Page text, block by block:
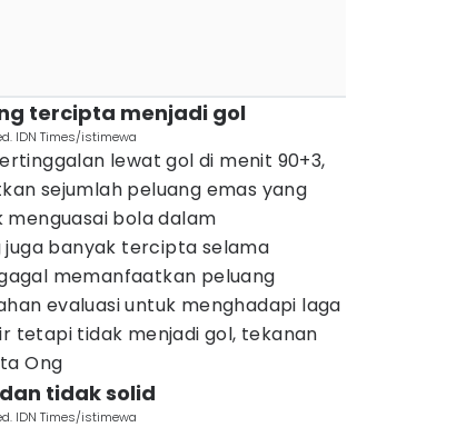
tercipta menjadi gol
IDN Times/istimewa
lewat gol di menit 90+3,
sejumlah peluang emas yang
bola dalam
banyak tercipta selama
memanfaatkan peluang
evaluasi untuk menghadapi laga
tetapi tidak menjadi gol, tekanan
Ong
tidak solid
IDN Times/istimewa